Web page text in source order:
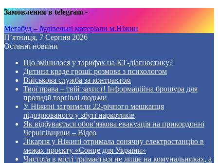
Замовлення в telegram -
Мегабуд – будівельні матеріали м.Ніжин
П’ятниця, 7 Серпня 2026
Останні новини
Що змінилося у тарифах на КТ-діагностику?
Дитина краде гроші: розмова з психологом
Військова служба за контрактом
Твої права – твій захист! Інформаційна брошура для
протидії торгівлі людьми
У Ніжині затримали 22-річного мешканця
підозрюваного у збуті наркотиків
Як відбувається обов’язкова евакуація на прикордонні
Чернігівщини – Відео
Лікарня у Ніжині отримала сонячну електростанцію в
межах проєкту «Сонце для України»
Чистота в місті тримається не лише на комунальниках, а